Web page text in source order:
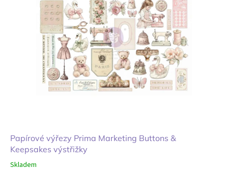
Papírové výřezy Prima Marketing Buttons &
Keepsakes výstřižky
Skladem